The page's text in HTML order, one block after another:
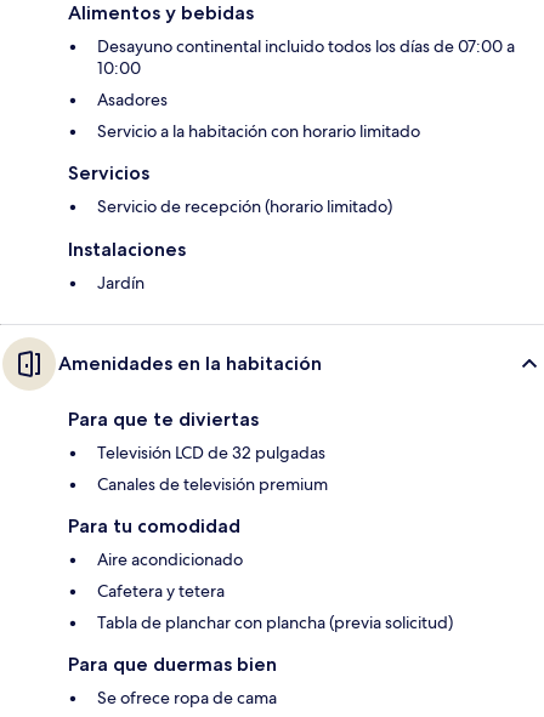
Alimentos y bebidas
Desayuno continental incluido todos los días de 07:00 a
10:00
Asadores
Servicio a la habitación con horario limitado
Servicios
Servicio de recepción (horario limitado)
Instalaciones
Jardín
Amenidades en la habitación
Para que te diviertas
Televisión LCD de 32 pulgadas
Canales de televisión premium
Para tu comodidad
Aire acondicionado
Cafetera y tetera
Tabla de planchar con plancha (previa solicitud)
Para que duermas bien
Se ofrece ropa de cama